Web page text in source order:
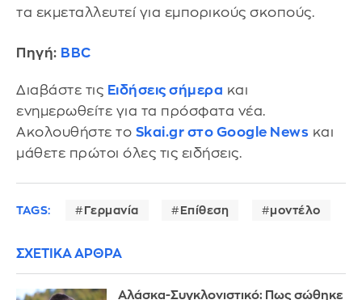
τα εκμεταλλευτεί για εμπορικούς σκοπούς.
Πηγή: BBC
Διαβάστε τις Ειδήσεις σήμερα και
ενημερωθείτε για τα πρόσφατα νέα.
Ακολουθήστε το Skai.gr στο Google News και
μάθετε πρώτοι όλες τις ειδήσεις.
TAGS: Γερμανία Επίθεση μοντέλο
ΣΧΕΤΙΚΑ ΑΡΘΡΑ
Αλάσκα-Συγκλονιστικό: Πως σώθηκε